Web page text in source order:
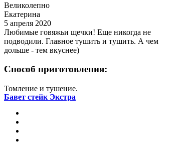
Великолепно
Екатерина
5 апреля 2020
Любимые говяжьи щечки! Еще никогда не
подводили. Главное тушить и тушить. А чем
дольше - тем вкуснее)
Способ приготовления:
Томление и тушение.
Бавет стейк Экстра